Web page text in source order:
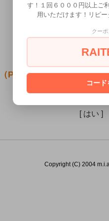
PVAドライスティック）
[ はい ]
Copyright (C) 2004
す！１回６０００円以上ご
用いただけます！リピ
クー
コー